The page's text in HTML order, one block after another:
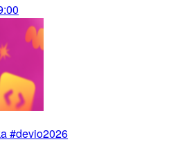
#devio2026